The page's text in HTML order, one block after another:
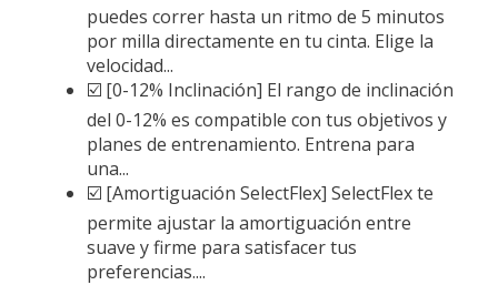
puedes correr hasta un ritmo de 5 minutos
por milla directamente en tu cinta. Elige la
velocidad...
☑️ [0-12% Inclinación] El rango de inclinación
del 0-12% es compatible con tus objetivos y
planes de entrenamiento. Entrena para
una...
☑️ [Amortiguación SelectFlex] SelectFlex te
permite ajustar la amortiguación entre
suave y firme para satisfacer tus
preferencias....